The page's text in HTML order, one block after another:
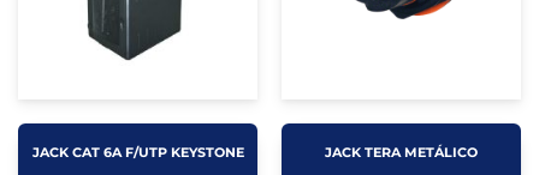
JACK CAT 6A F/UTP KEYSTONE JACK TERA METÁLICO